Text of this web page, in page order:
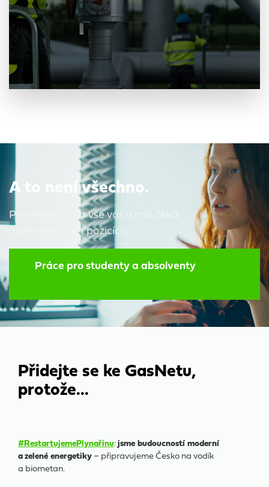
A to není všechno.
Podívejte se, co vše vás u nás čeká
na konkrétních pozicích.
Práce pro studenty a absolventy
Přidejte se ke GasNetu,
protože...
#RestartujemePlynařinu: jsme budoucností moderní
a zelené energetiky – připravujeme Česko na vodík
a biometan.